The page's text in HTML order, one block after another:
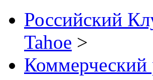
Российский
Tahoe >
Коммерческий